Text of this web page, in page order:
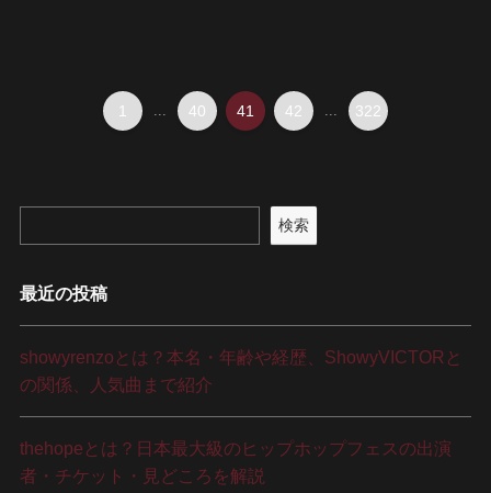
1 ... 40 41 42 ... 322
検索
最近の投稿
showyrenzoとは？本名・年齢や経歴、ShowyVICTORと
の関係、人気曲まで紹介
thehopeとは？日本最大級のヒップホップフェスの出演
者・チケット・見どころを解説